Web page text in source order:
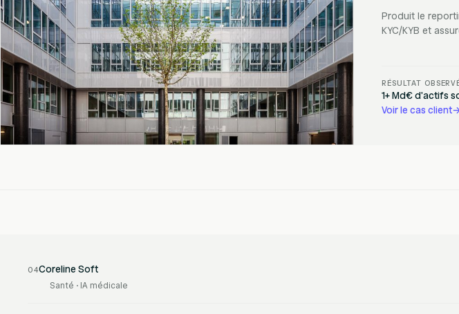
Produit le
KYC/KYB et
RÉSULTAT
1+ Md€ d'actifs
Voir le cas client
04Coreline Soft
Santé · IA médicale